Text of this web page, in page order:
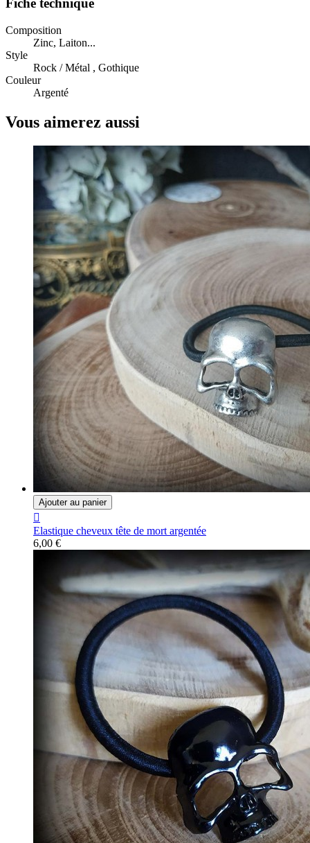
Fiche technique
Composition
Zinc, Laiton...
Style
Rock / Métal , Gothique
Couleur
Argenté
Vous aimerez aussi
Ajouter au panier

Elastique cheveux tête de mort argentée
6,00 €